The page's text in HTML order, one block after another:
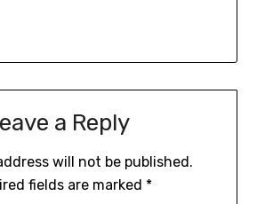
a Reply
will not be published.
fields are marked *